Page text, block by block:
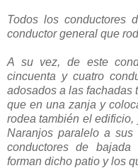
Todos los conductores
conductor general que
A su vez, de este
cincuenta y cuatro
adosados a las fachadas
que en una zanja y
rodea también el
Naranjos paralelo a sus
conductores de
forman dicho patio y los